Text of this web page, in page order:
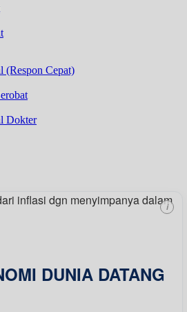
(Respon Cepat)
Dokter
DUNIA DATANG
i